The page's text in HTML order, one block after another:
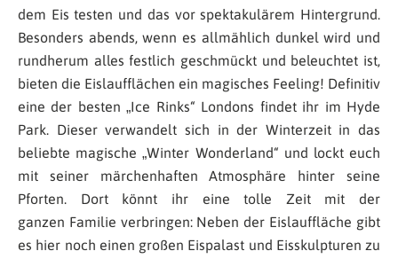
dem Eis testen und das vor spektakulärem Hintergrund.
Besonders abends, wenn es allmählich dunkel wird und
rundherum alles festlich geschmückt und beleuchtet ist,
bieten die Eislaufflächen ein magisches Feeling! Definitiv
eine der besten „Ice Rinks“ Londons findet ihr im Hyde
Park. Dieser verwandelt sich in der Winterzeit in das
beliebte magische „Winter Wonderland“ und lockt euch
mit seiner märchenhaften Atmosphäre hinter seine
Pforten. Dort könnt ihr eine tolle Zeit mit der
ganzen Familie verbringen: Neben der Eislauffläche gibt
es hier noch einen großen Eispalast und Eisskulpturen zu